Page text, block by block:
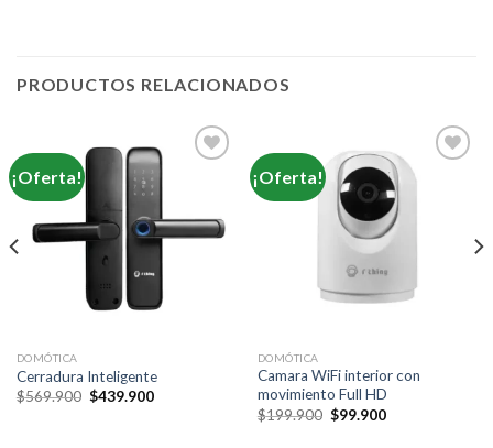
PRODUCTOS RELACIONADOS
¡Oferta!
DOMÓTICA
Cerradura Inteligente
$569.900 Original
$439.900Current
¡Oferta!
DOMÓTICA
Camara WiFi interior con
movimiento Full HD
$199.900 Original
$99.900Current